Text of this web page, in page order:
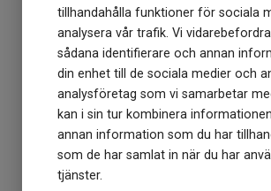
tillhandahålla funktioner för sociala
analysera vår trafik. Vi
sådana identifierare och annan
din enhet till de sociala medier och
analysföretag som vi samarbetar
kan i sin tur kombinera
annan information som du har
som de har samlat in när du har
tjänster.
Bomullsband 30mm
svart